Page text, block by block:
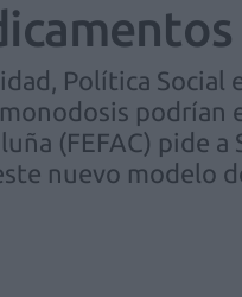
Política Social
podrían
(FEFAC) pide
nuevo modelo